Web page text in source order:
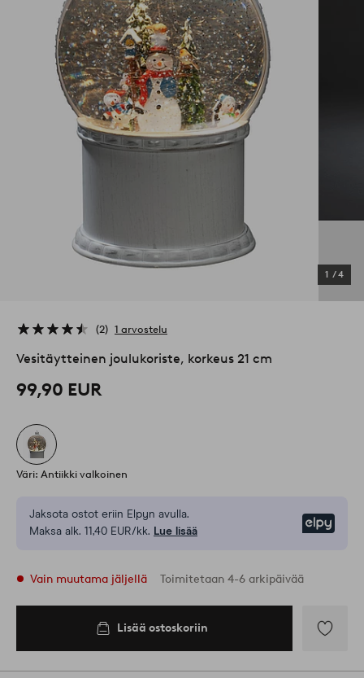
1 /4
2 1 arvostelu
Vesitäytteinen joulukoriste, korkeus 21 cm
99,90 EUR
Väri: Antiikki valkoinen
Jaksota ostot eriin Elpyn avulla.
Maksa alk. 11,40 EUR/kk. Lue lisää
Vain muutama jäljellä Toimitetaan 4-6 arkipäivää
Lisää ostoskoriin